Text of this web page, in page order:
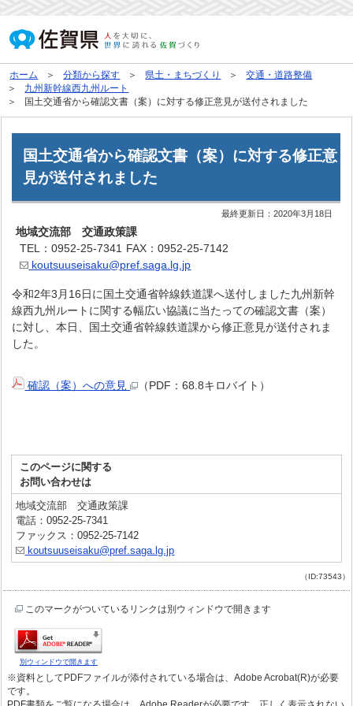
ホーム 分類から探す 県土・まちづくり
交通・道路整備
九州新幹線西九州ルート
国土交通省から確認文書（案）に対する修正意見が送付されました
国土交通省から確認文書（案）に対する修正意
見が送付されました
最終更新日：2020年3月18日
地域交流部 交通政策課
TEL：0952-25-7341 FAX：0952-25-7142
koutsuuseisaku@pref.saga.lg.jp
令和2年3月16日に国土交通省幹線鉄道課へ送付しました九州新幹
線西九州ルートに関する幅広い協議に当たっての確認文書（案）
に対し、本日、国土交通省幹線鉄道課から修正意見が送付されま
した。
確認（案）への意見 （PDF：68.8キロバイト）
このページに関する
お問い合わせは
地域交流部 交通政策課
電話：0952-25-7341
ファックス：0952-25-7142
koutsuuseisaku@pref.saga.lg.jp
（ID:73543）
このマークがついているリンクは別ウィンドウで開きます
別ウィンドウで開きます
※資料としてPDFファイルが添付されている場合は、Adobe Acrobat(R)が必要
です。